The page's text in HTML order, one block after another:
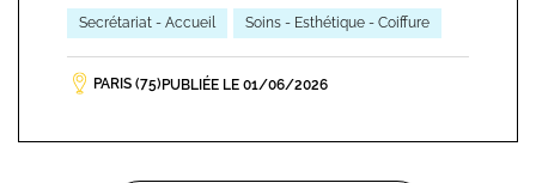
Secrétariat - Accueil Soins - Esthétique - Coiffure
PARIS (75)PUBLIÉE LE 01/06/2026